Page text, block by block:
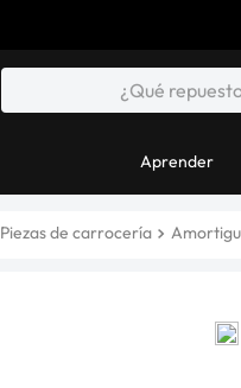
Aprender
Piezas de carrocería